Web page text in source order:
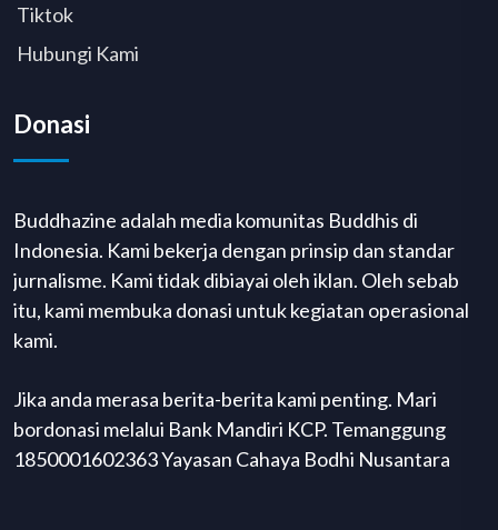
Tiktok
Hubungi Kami
Donasi
Buddhazine adalah media komunitas Buddhis di
Indonesia. Kami bekerja dengan prinsip dan standar
jurnalisme. Kami tidak dibiayai oleh iklan. Oleh sebab
itu, kami membuka donasi untuk kegiatan operasional
kami.
Jika anda merasa berita-berita kami penting. Mari
bordonasi melalui Bank Mandiri KCP. Temanggung
1850001602363 Yayasan Cahaya Bodhi Nusantara